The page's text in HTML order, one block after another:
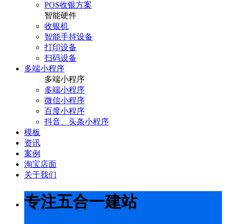
POS收银方案
智能硬件
收银机
智能手持设备
打印设备
扫码设备
多端小程序
多端小程序
多端小程序
微信小程序
百度小程序
抖音、头条小程序
模板
资讯
案例
淘宝店面
关于我们
专注五合一建站